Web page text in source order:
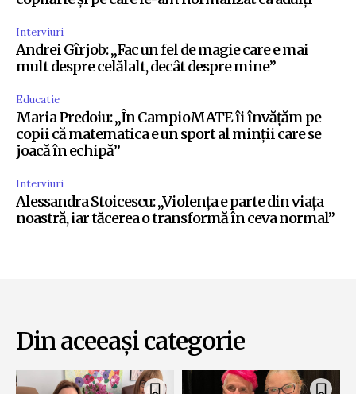
Interviuri
Andrei Gîrjob: „Fac un fel de magie care e mai
mult despre celălalt, decât despre mine”
Educatie
Maria Predoiu: „În CampioMATE îi învățăm pe
copii că matematica e un sport al minții care se
joacă în echipă”
Interviuri
Alessandra Stoicescu: „Violența e parte din viața
noastră, iar tăcerea o transformă în ceva normal”
Din aceeași categorie